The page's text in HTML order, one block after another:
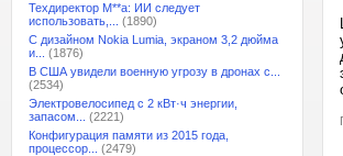
Техдиректор M**a: ИИ следует
использовать,...
(1890)
С дизайном Nokia Lumia, экраном 3,2 дюйма
и...
(1876)
В США увидели военную угрозу в дронах с...
(2534)
Электровелосипед с 2 кВт·ч энергии,
запасом...
(2221)
Конфигурация памяти из 2015 года,
процессор...
(2479)